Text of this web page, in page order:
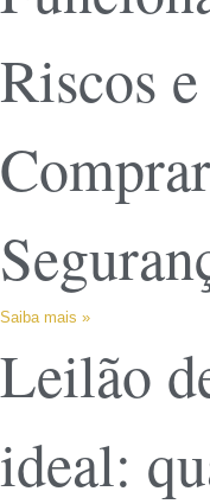
Riscos
Saiba mais »
Leilão
ideal: